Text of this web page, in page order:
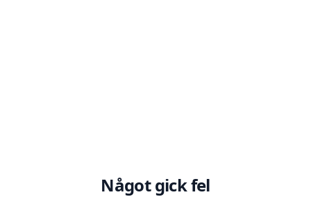
Något gick fel